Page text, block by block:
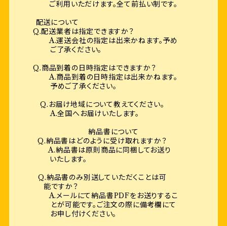
ご利用いただけます。全て前払い制です。
配送について
Q.配送業者は指定できますか？
A.運送会社の指定は出来かねます。予め
ご了承ください。
Q.商品到着の日時指定はできますか？
A.商品到着の日時指定は出来かねます。
予めご了承ください。
Q.お届け地域について教えてください。
A.全国へお届けいたします。
納品書について
Q.納品書はどのように受け取れますか？
A.納品書は原則商品に同梱してお送り
いたします。
Q.納品書のみ別送していただくことは可
能ですか？
A.メールにて納品書PDFをお送りするこ
とが可能です。ご注文の際に備考欄にて
お申し付けください。